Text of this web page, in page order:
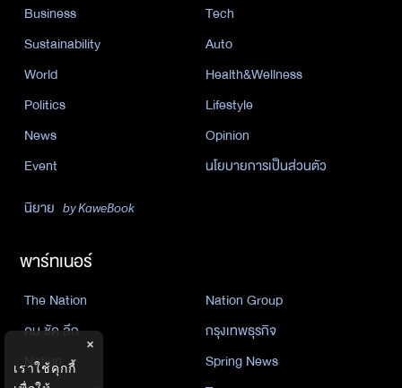
Business
Tech
Sustainability
Auto
World
Health&Wellness
Politics
Lifestyle
News
Opinion
Event
นโยบายการเป็นส่วนตัว
นิยาย by KaweBook
พาร์ทเนอร์
The Nation
Nation Group
คม ชัด ลึก
กรุงเทพธุรกิจ
Nation
Spring News
×
เราใช้คุกกี้